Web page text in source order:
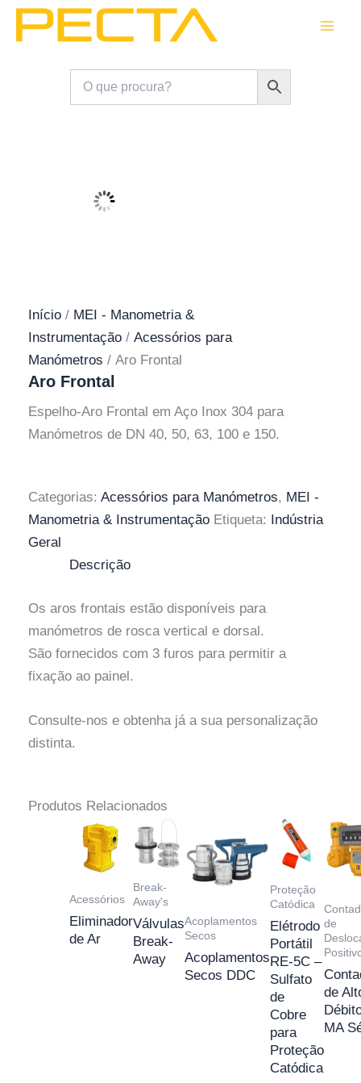
Skip
Início / MEI - Manometria &
Instrumentação / Acessórios para
Manómetros / Aro Frontal
Aro Frontal
Espelho-Aro Frontal em Aço Inox 304 para
Manómetros de DN 40, 50, 63, 100 e 150.
Categorias: Acessórios para Manómetros, MEI -
Manometria & Instrumentação Etiqueta: Indústria
Geral
Descrição
Os aros frontais estão disponíveis para
manómetros de rosca vertical e dorsal.
São fornecidos com 3 furos para permitir a
fixação ao painel.
Consulte-nos e obtenha já a sua personalização
distinta.
Produtos Relacionados
Acessórios
Eliminador
de Ar
Break-
Away's
Válvulas
Break-
Away
Acoplamentos
Secos
Acoplamentos
Secos DDC
Proteção
Catódica
Elétrodo
Portátil
RE-5C –
Sulfato
de
Cobre
para
Proteção
Catódica
de
de
MA